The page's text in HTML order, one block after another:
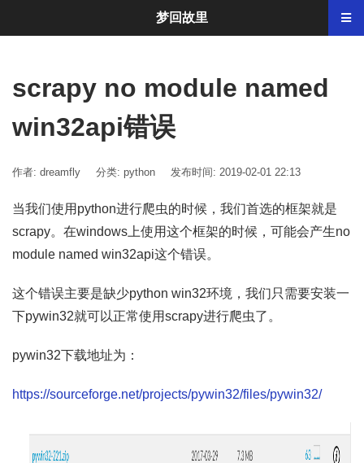
scrapy no module named
win32api错误
作者: dreamfly 分类: python 发布时间: 2019-02-01 22:13
当我们使用python进行爬虫的时候，我们首选的框架就是
scrapy。在windows上使用这个框架的时候，可能会产生no
module named win32api这个错误。
这个错误主要是缺少python win32环境，我们只需要安装一
下pywin32就可以正常使用scrapy进行爬虫了。
pywin32下载地址为：
https://sourceforge.net/projects/pywin32/files/pywin32/
梦回故里